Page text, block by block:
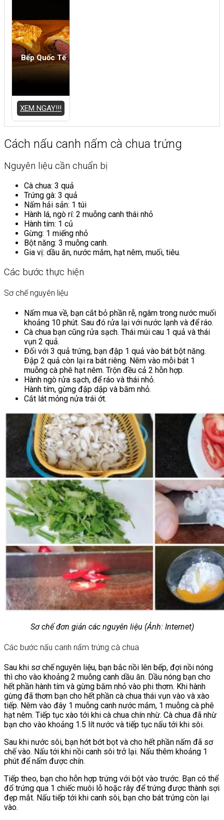
Bếp Quốc Tế
XEM NGAY!!!
Cách nấu canh nấm cà chua trứng
Nguyên liệu cần chuẩn bị
Cà chua: 3 quả
Trứng gà: 3 quả
Nấm hải sản: 1 túi
Hành lá, ngò rí: 2 muỗng canh thái nhỏ
Hành tím: 1 củ
Gừng: 1 miếng nhỏ
Bột năng: 3 muỗng canh.
Gia vị: dầu ăn, nước mắm, hạt nêm, muối, tiêu.
Các bước thực hiện
Sơ chế nguyên liệu
Nấm mua về, bạn cắt bỏ phần rễ, ngâm trong nước muối
khoảng 10 phút. Sau đó rửa lại với nước lạnh và để ráo.
Cà chua bạn cũng rửa sạch. Thái múi cau 1 quả và thái
vụn 2 quả.
Đối với 3 quả trứng, bạn đập 1 quả vào bát bột năng.
Đập 2 quả còn lại ra bát riêng. Nêm vào mỗi bát 1
muỗng cà phê hạt nêm. Trộn đều cả 2 hỗn hợp.
Hành ngò rửa sạch, để ráo và thái nhỏ.
Hành tím, gừng đập dập và băm nhỏ.
Cắt lát mỏng nửa trái ớt.
Sơ chế đơn giản các nguyên liệu (Ảnh: Internet)
Các bước nấu canh nấm trứng cà chua
Sau khi sơ chế nguyên liệu, bạn bắc nồi lên bếp, đợi nồi nóng
thì cho vào khoảng 2 muỗng canh dầu ăn. Dầu nóng bạn cho
hết phần hành tím và gừng băm nhỏ vào phi thơm. Khi hành
gừng đã thơm bạn cho hết phần cà chua thái vụn vào và xào
tiếp. Nêm vào đây 1 muỗng canh nước mắm, 1 muỗng cà phê
hạt nêm. Tiếp tục xào tới khi cà chua chín nhừ. Cà chua đã nhừ
bạn cho vào khoảng 1.5 lít nước và tiếp tục nấu tới khi sôi.
Sau khi nước sôi, bạn hớt bớt bọt và cho hết phần nấm đã sơ
chế vào. Nấu tới khi nồi canh sôi trở lại. Nấu thêm khoảng 1
phút để nấm được chín.
Tiếp theo, bạn cho hỗn hợp trứng với bột vào trước. Bạn có thể
đổ trứng qua 1 chiếc muôi lỗ hoặc rây để trứng được thành sợi
đẹp mắt. Nấu tiếp tới khi canh sôi, bạn cho bát trứng còn lại
vào.